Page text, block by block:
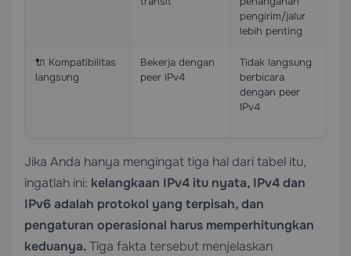
pengirim/jalur
lebih penting
🔌 Kompatibilitas
langsung
Bekerja dengan
peer IPv4
Tidak langsung
berbicara
dengan peer
IPv4
Jika Anda hanya mengingat tiga hal dari tabel itu,
ingatlah ini: kelangkaan IPv4 itu nyata, IPv4 dan
IPv6 adalah protokol yang terpisah, dan
pengaturan operasional harus memperhitungkan
keduanya.Tiga fakta tersebut menjelaskan